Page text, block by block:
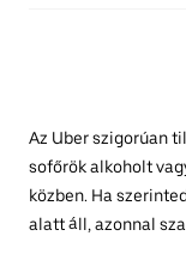
Az Uber szigorúan
sofőrök alkoholt
közben. Ha
alatt áll, azonnal